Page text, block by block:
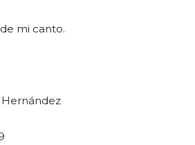
mi canto.